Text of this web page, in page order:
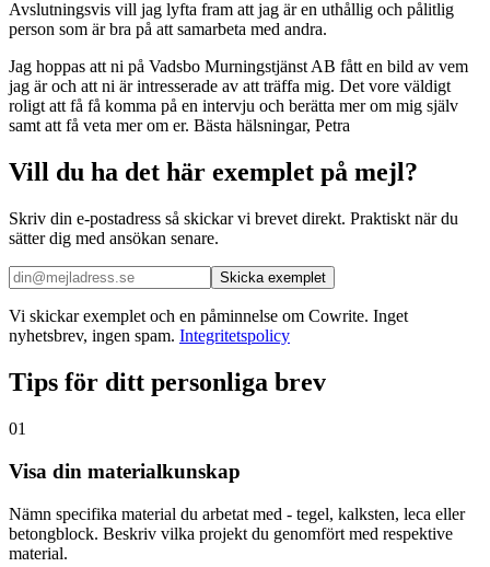
Avslutningsvis vill jag lyfta fram att jag är en uthållig och pålitlig
person som är bra på att samarbeta med andra.
Jag hoppas att ni på Vadsbo Murningstjänst AB fått en bild av vem
jag är och att ni är intresserade av att träffa mig. Det vore väldigt
roligt att få få komma på en intervju och berätta mer om mig själv
samt att få veta mer om er. Bästa hälsningar, Petra
Vill du ha det här exemplet på mejl?
Skriv din e-postadress så skickar vi brevet direkt. Praktiskt när du
sätter dig med ansökan senare.
Skicka exemplet
Vi skickar exemplet och en påminnelse om Cowrite. Inget
nyhetsbrev, ingen spam. Integritetspolicy
Tips för ditt personliga brev
01
Visa din materialkunskap
Nämn specifika material du arbetat med - tegel, kalksten, leca eller
betongblock. Beskriv vilka projekt du genomfört med respektive
material.